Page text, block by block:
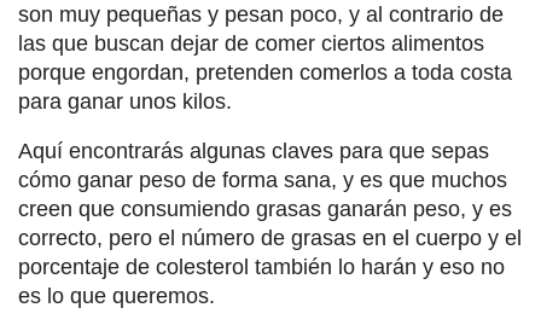
son muy pequeñas y pesan poco, y al contrario de
las que buscan dejar de comer ciertos alimentos
porque engordan, pretenden comerlos a toda costa
para ganar unos kilos.
Aquí encontrarás algunas claves para que sepas
cómo ganar peso de forma sana, y es que muchos
creen que consumiendo grasas ganarán peso, y es
correcto, pero el número de grasas en el cuerpo y el
porcentaje de colesterol también lo harán y eso no
es lo que queremos.